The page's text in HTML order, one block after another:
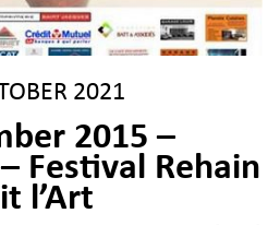
2021
2015 –
Festival Rehain
l’Art